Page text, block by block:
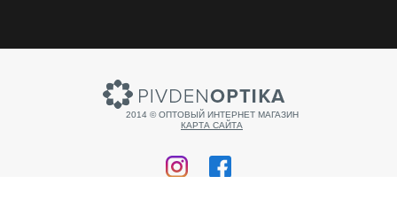
2014 © ОПТОВЫЙ ИНТЕРНЕТ МАГАЗИН
КАРТА САЙТА